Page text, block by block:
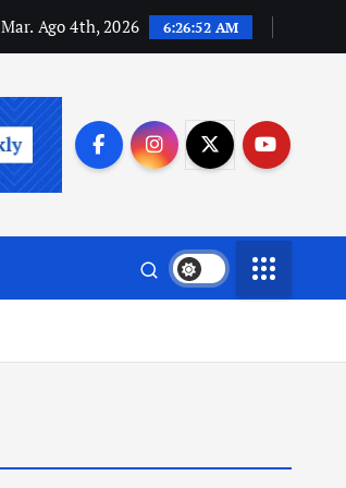
Mar. Ago 4th, 2026 6:26:53 AM